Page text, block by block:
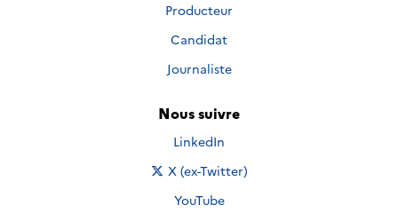
Producteur
Candidat
Journaliste
Nous suivre
Nous suivre sur
LinkedIn
Nous suivre sur
X (ex-Twitter)
Nous suivre sur
YouTube